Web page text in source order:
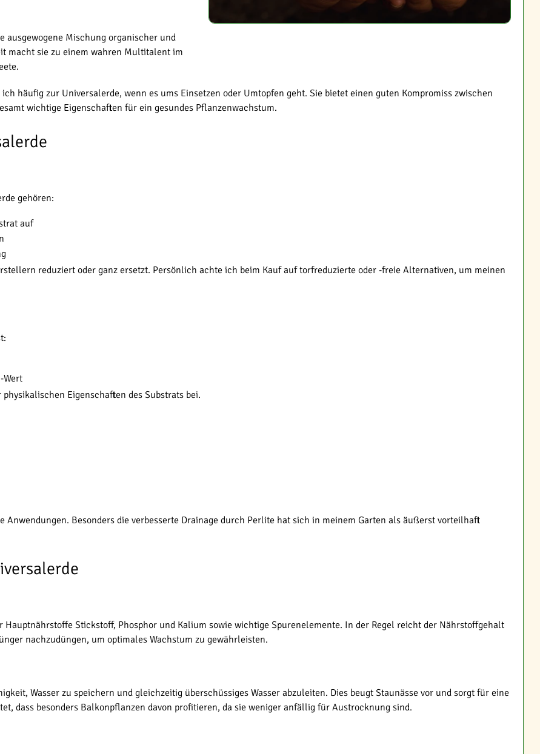
ausgewogene Mischung organischer und
macht sie zu einem wahren Multitalent im
häufig zur Universalerde, wenn es ums Einsetzen oder Umtopfen geht. Sie bietet einen guten Kompromiss zwischen
wichtige Eigenschaften für ein gesundes Pflanzenwachstum.
gehören:
auf
reduziert oder ganz ersetzt. Persönlich achte ich beim Kauf auf torfreduzierte oder -freie Alternativen, um meinen
Wert
Eigenschaften des Substrats bei.
Anwendungen. Besonders die verbesserte Drainage durch Perlite hat sich in meinem Garten als äußerst vorteilhaft
Stickstoff, Phosphor und Kalium sowie wichtige Spurenelemente. In der Regel reicht der Nährstoffgehalt
nachzudüngen, um optimales Wachstum zu gewährleisten.
Wasser zu speichern und gleichzeitig überschüssiges Wasser abzuleiten. Dies beugt Staunässe vor und sorgt für eine
dass besonders Balkonpflanzen davon profitieren, da sie weniger anfällig für Austrocknung sind.